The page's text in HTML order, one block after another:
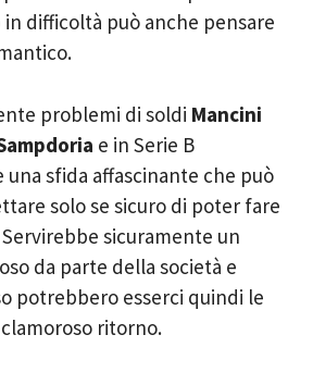
difficoltà può anche pensare
problemi di soldi Mancini
e in Serie B
una sfida affascinante che può
solo se sicuro di poter fare
sicuramente un
da parte della società e
potrebbero esserci quindi le
ritorno.